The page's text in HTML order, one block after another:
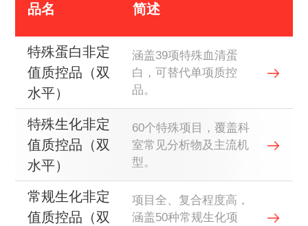
品名 简述
特殊蛋白非定
值质控品（双
水平）
涵盖39项特殊血清蛋
白，可替代单项质控
品。
特殊生化非定
值质控品（双
水平）
60个特殊项目，覆盖科
室常见分析物及主流机
型。
常规生化非定
值质控品（双
项目全、复合程度高，
涵盖50种常规生化项